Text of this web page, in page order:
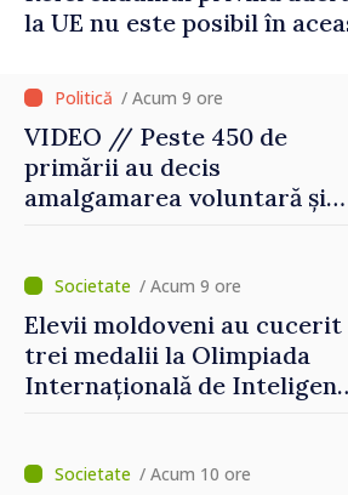
la UE nu este posibil în
/ Acum 9 ore
VIDEO // Peste 450 de
primării au decis
amalgamarea voluntară și
Grosu: „Este important să
depășim blocajele și să dăm o
șansă localităților să se
dezvolte”
/ Acum 9 ore
Elevii moldoveni au cucerit
trei medalii la Olimpiada
Internațională de
/ Acum 10 ore